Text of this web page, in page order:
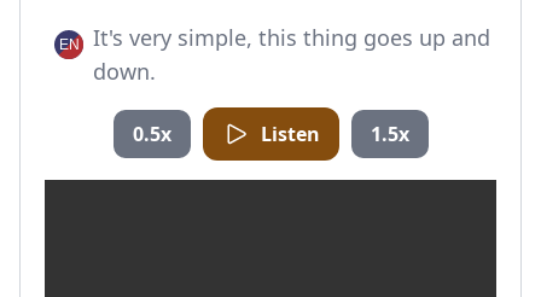
It's very simple, this thing goes up and
down.
0.5x Listen 1.5x